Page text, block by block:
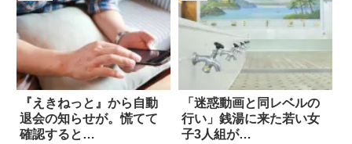
『えきねっと』から自動
退会の知らせが。慌てて
確認すると…
「迷惑動画と同レベルの
行い」銭湯に来た若い女
子3人組が…